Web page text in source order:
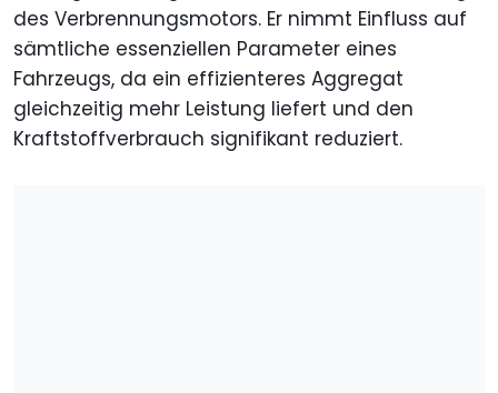
des Verbrennungsmotors. Er nimmt Einfluss auf
sämtliche essenziellen Parameter eines
Fahrzeugs, da ein effizienteres Aggregat
gleichzeitig mehr Leistung liefert und den
Kraftstoffverbrauch signifikant reduziert.